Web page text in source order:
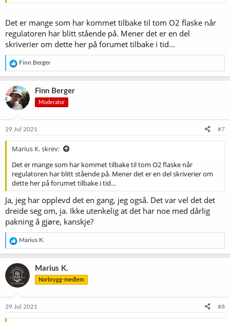
Det er mange som har kommet tilbake til tom O2 flaske når
regulatoren har blitt stående på. Mener det er en del
skriverier om dette her på forumet tilbake i tid...
R
e
a
k
s
j
o
e
Finn Berger
Finn Berger
Moderator
29 Jul 2021 #7
Marius K. skrev:
Det er mange som har kommet tilbake til tom O2 flaske når
regulatoren har blitt stående på. Mener det er en del skriverier om
dette her på forumet tilbake i tid...
Ja, jeg har opplevd det en gang, jeg også. Det var vel det det
dreide seg om, ja. Ikke utenkelig at det har noe med dårlig
pakning å gjøre, kanskje?
R
e
a
k
s
j
o
e
Marius K.
Marius K.
Norbrygg-medlem
29 Jul 2021 #8